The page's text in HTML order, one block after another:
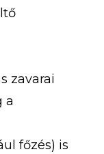
zavarai
a
főzés) is